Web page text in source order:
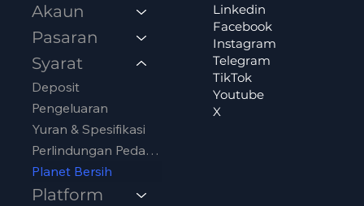
Akaun
Pasaran
Syarat
Deposit
Pengeluaran
Yuran & Spesifikasi
Perlindungan Pedagang
Planet Bersih
Platform
Linkedin
Facebook
Instagram
Telegram
TikTok
Youtube
X